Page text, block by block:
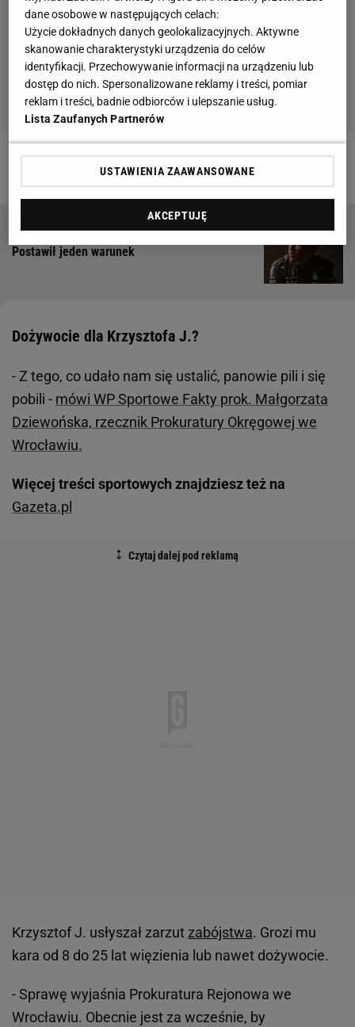
Zobacz wideoIle może zarobić topowy żużlowiec?
Postawił jeden warunek
Dożywocie dla Krzysztofa J.?
- Z tego, co udało nam się ustalić, panowie pili i się
pobili - mówi WP Sportowe Fakty prok. Małgorzata
Dziewońska, rzecznik Prokuratury Okręgowej we
Wrocławiu.
Więcej treści sportowych znajdziesz też na
Gazeta.pl
Krzysztof J. usłyszał zarzutzabójstwa. Grozi mu
kara od 8 do 25 lat więzienia lub nawet dożywocie.
- Sprawę wyjaśnia Prokuratura Rejonowa we
Wrocławiu. Obecnie jest za wcześnie, by
dane osobowe w następujących celach:
Użycie dokładnych danych geolokalizacyjnych. Aktywne
skanowanie charakterystyki urządzenia do celów
identyfikacji. Przechowywanie informacji na urządzeniu lub
dostęp do nich. Spersonalizowane reklamy i treści, pomiar
reklam i treści, badnie odbiorców i ulepszanie usług.
Lista Zaufanych Partnerów
USTAWIENIA ZAAWANSOWANE
AKCEPTUJĘ